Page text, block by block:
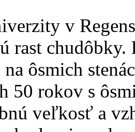
v
rast chudôbky.
ôsmich
50 rokov s
veľkosť a